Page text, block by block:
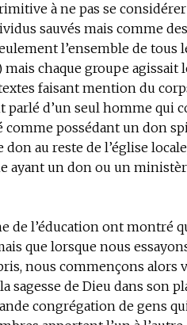
à ne pas se considérer
sauvés mais comme
l’ensemble de tous
chaque groupe agissait
faisant mention du
parlé d’un seul homme qui
comme possédant un don
au reste de l’église
ayant un don ou un
de l’éducation ont montré
que lorsque nous
nous commençons alors
sagesse de Dieu dans son
congrégation de gens